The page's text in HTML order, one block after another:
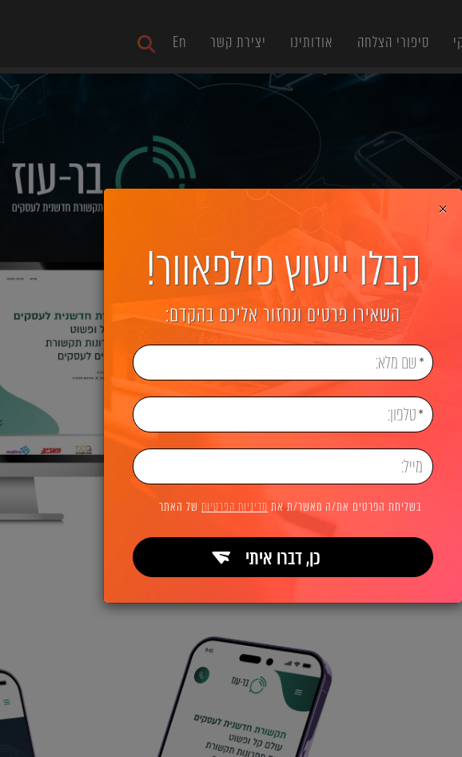
סיפורי הצלחה אודותינו יצירת קשר En
×
קבלו ייעוץ פולפאוור!
השאירו פרטים ונחזור אליכם בהקדם:
בשליחת הפרטים את/ה מאשר/ת את מדיניות הפרטיותשל האתר
כן, דברו איתי